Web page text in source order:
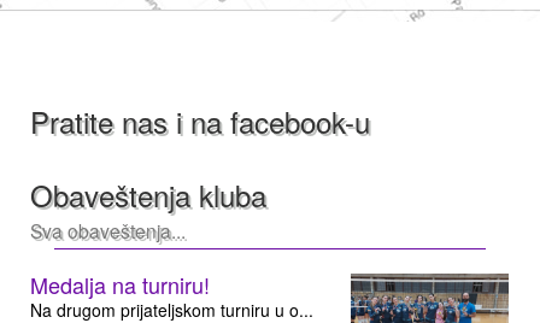
Pratite nas i na facebook-u
Obaveštenja kluba
Sva obaveštenja...
Medalja na turniru!
Na drugom prijateljskom turniru u o...